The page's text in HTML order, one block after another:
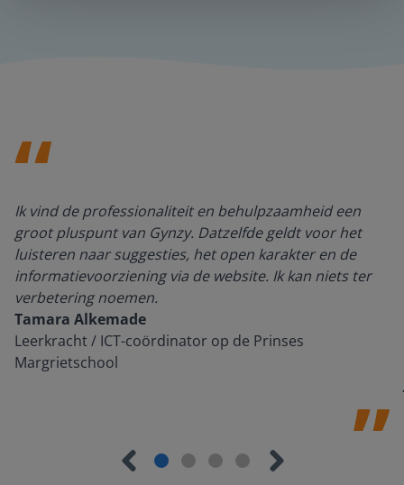
Ik vind de professionaliteit en behulpzaamheid een
groot pluspunt van Gynzy. Datzelfde geldt voor het
luisteren naar suggesties, het open karakter en de
informatievoorziening via de website. Ik kan niets ter
verbetering noemen.
Tamara Alkemade
Leerkracht / ICT-coördinator op de Prinses
Margrietschool